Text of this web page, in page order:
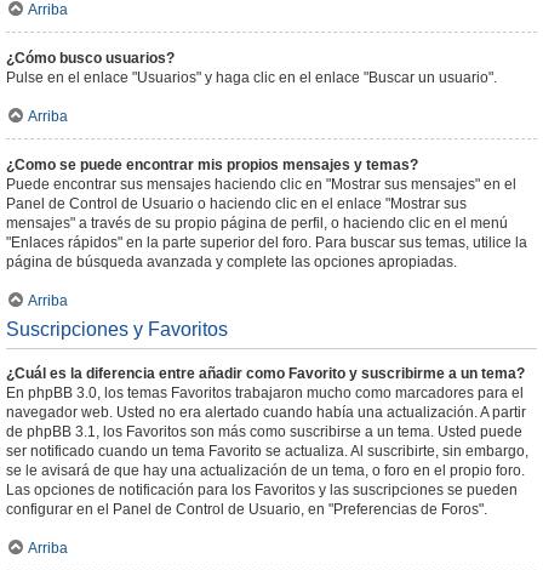
Arriba
¿Cómo busco usuarios?
Pulse en el enlace "Usuarios" y haga clic en el enlace "Buscar un usuario".
Arriba
¿Como se puede encontrar mis propios mensajes y temas?
Puede encontrar sus mensajes haciendo clic en "Mostrar sus mensajes" en el
Panel de Control de Usuario o haciendo clic en el enlace "Mostrar sus
mensajes" a través de su propio página de perfil, o haciendo clic en el menú
"Enlaces rápidos" en la parte superior del foro. Para buscar sus temas, utilice la
página de búsqueda avanzada y complete las opciones apropiadas.
Arriba
Suscripciones y Favoritos
¿Cuál es la diferencia entre añadir como Favorito y suscribirme a un tema?
En phpBB 3.0, los temas Favoritos trabajaron mucho como marcadores para el
navegador web. Usted no era alertado cuando había una actualización. A partir
de phpBB 3.1, los Favoritos son más como suscribirse a un tema. Usted puede
ser notificado cuando un tema Favorito se actualiza. Al suscribirte, sin embargo,
se le avisará de que hay una actualización de un tema, o foro en el propio foro.
Las opciones de notificación para los Favoritos y las suscripciones se pueden
configurar en el Panel de Control de Usuario, en "Preferencias de Foros".
Arriba